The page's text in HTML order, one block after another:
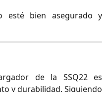
esté bien asegurado y
de la SSQ22 es
y durabilidad. Siguiendo